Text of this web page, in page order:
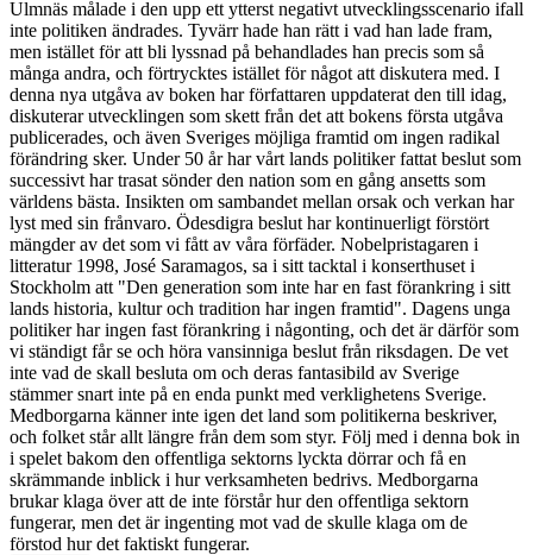
Ulmnäs målade i den upp ett ytterst negativt utvecklingsscenario ifall
inte politiken ändrades. Tyvärr hade han rätt i vad han lade fram,
men istället för att bli lyssnad på behandlades han precis som så
många andra, och förtrycktes istället för något att diskutera med. I
denna nya utgåva av boken har författaren uppdaterat den till idag,
diskuterar utvecklingen som skett från det att bokens första utgåva
publicerades, och även Sveriges möjliga framtid om ingen radikal
förändring sker. Under 50 år har vårt lands politiker fattat beslut som
successivt har trasat sönder den nation som en gång ansetts som
världens bästa. Insikten om sambandet mellan orsak och verkan har
lyst med sin frånvaro. Ödesdigra beslut har kontinuerligt förstört
mängder av det som vi fått av våra förfäder. Nobelpristagaren i
litteratur 1998, José Saramagos, sa i sitt tacktal i konserthuset i
Stockholm att "Den generation som inte har en fast förankring i sitt
lands historia, kultur och tradition har ingen framtid". Dagens unga
politiker har ingen fast förankring i någonting, och det är därför som
vi ständigt får se och höra vansinniga beslut från riksdagen. De vet
inte vad de skall besluta om och deras fantasibild av Sverige
stämmer snart inte på en enda punkt med verklighetens Sverige.
Medborgarna känner inte igen det land som politikerna beskriver,
och folket står allt längre från dem som styr. Följ med i denna bok in
i spelet bakom den offentliga sektorns lyckta dörrar och få en
skrämmande inblick i hur verksamheten bedrivs. Medborgarna
brukar klaga över att de inte förstår hur den offentliga sektorn
fungerar, men det är ingenting mot vad de skulle klaga om de
förstod hur det faktiskt fungerar.